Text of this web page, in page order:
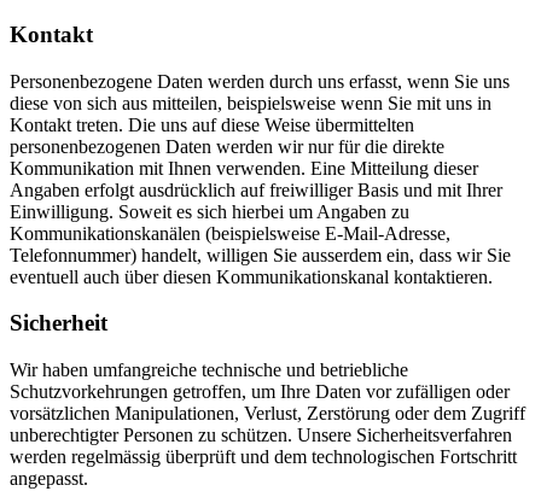
Kontakt
Personenbezogene Daten werden durch uns erfasst, wenn Sie uns
diese von sich aus mitteilen, beispielsweise wenn Sie mit uns in
Kontakt treten. Die uns auf diese Weise übermittelten
personenbezogenen Daten werden wir nur für die direkte
Kommunikation mit Ihnen verwenden. Eine Mitteilung dieser
Angaben erfolgt ausdrücklich auf freiwilliger Basis und mit Ihrer
Einwilligung. Soweit es sich hierbei um Angaben zu
Kommunikationskanälen (beispielsweise E-Mail-Adresse,
Telefonnummer) handelt, willigen Sie ausserdem ein, dass wir Sie
eventuell auch über diesen Kommunikationskanal kontaktieren.
Sicherheit
Wir haben umfangreiche technische und betriebliche
Schutzvorkehrungen getroffen, um Ihre Daten vor zufälligen oder
vorsätzlichen Manipulationen, Verlust, Zerstörung oder dem Zugriff
unberechtigter Personen zu schützen. Unsere Sicherheitsverfahren
werden regelmässig überprüft und dem technologischen Fortschritt
angepasst.